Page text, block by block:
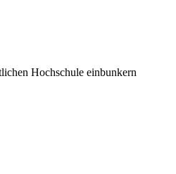
Hochschule einbunkern